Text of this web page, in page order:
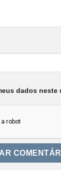
dados neste